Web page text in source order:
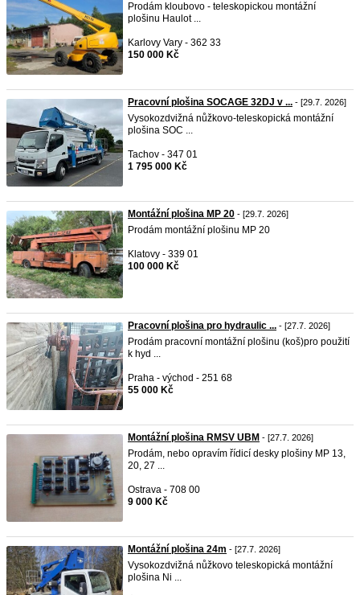
Prodám kloubovo - teleskopickou montážní
plošinu Haulot ...
Karlovy Vary - 362 33
150 000 Kč
Pracovní plošina SOCAGE 32DJ v ... - [29.7. 2026]
Vysokozdvižná nůžkovo-teleskopická montážní
plošina SOC ...
Tachov - 347 01
1 795 000 Kč
Montážní plošina MP 20 - [29.7. 2026]
Prodám montážní plošinu MP 20
Klatovy - 339 01
100 000 Kč
Pracovní plošina pro hydraulic ... - [27.7. 2026]
Prodám pracovní montážní plošinu (koš)pro použití
k hyd ...
Praha - východ - 251 68
55 000 Kč
Montážní plošina RMSV UBM - [27.7. 2026]
Prodám, nebo opravím řídicí desky plošiny MP 13,
20, 27 ...
Ostrava - 708 00
9 000 Kč
Montážní plošina 24m - [27.7. 2026]
Vysokozdvižná nůžkovo teleskopická montážní
plošina Ni ...